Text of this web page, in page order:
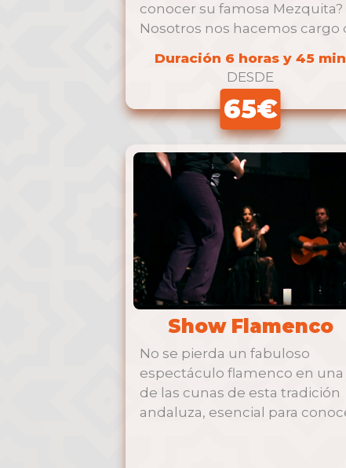
conocer su famosa Mezquita?
Nosotros nos hacemos cargo
Duración 6 horas y 45 min
DESDE
65€
Show Flamenco
No se pierda un fabuloso
espectáculo flamenco en una
de las cunas de esta tradición
andaluza, esencial para